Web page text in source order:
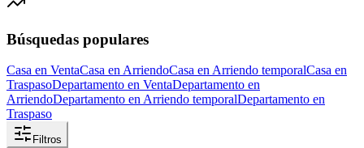
Búsquedas populares
Casa en VentaCasa en ArriendoCasa en Arriendo temporalCasa en
TraspasoDepartamento en VentaDepartamento en
ArriendoDepartamento en Arriendo temporalDepartamento en
Traspaso
Filtros